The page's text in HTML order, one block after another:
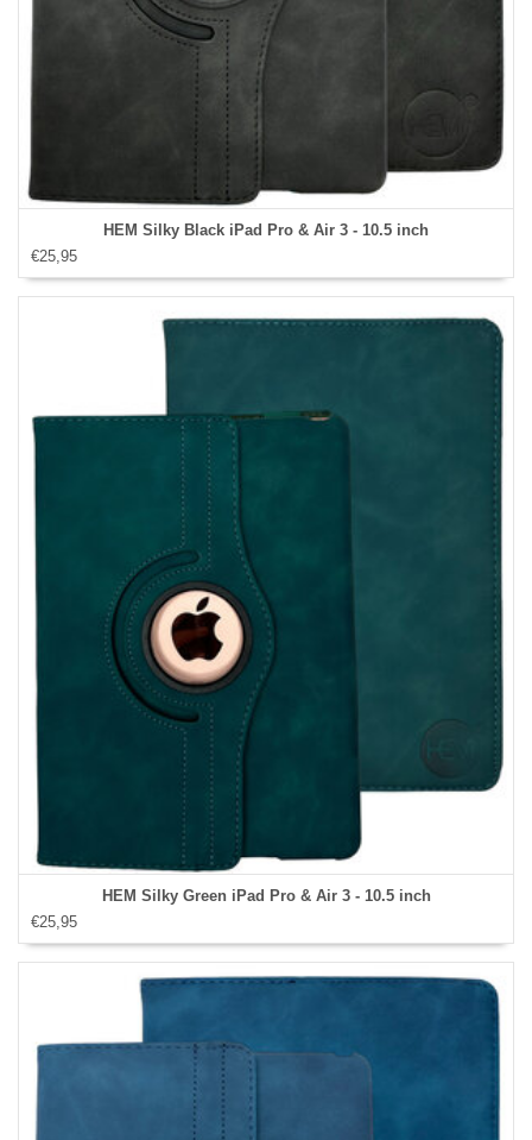
HEM Silky Black iPad Pro & Air 3 - 10.5 inch
€25,95
HEM Silky Green iPad Pro & Air 3 - 10.5 inch
€25,95